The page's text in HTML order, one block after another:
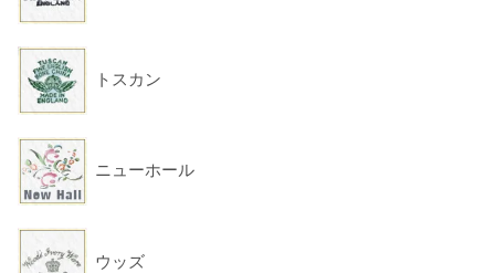
トスカン
ニューホール
ウッズ